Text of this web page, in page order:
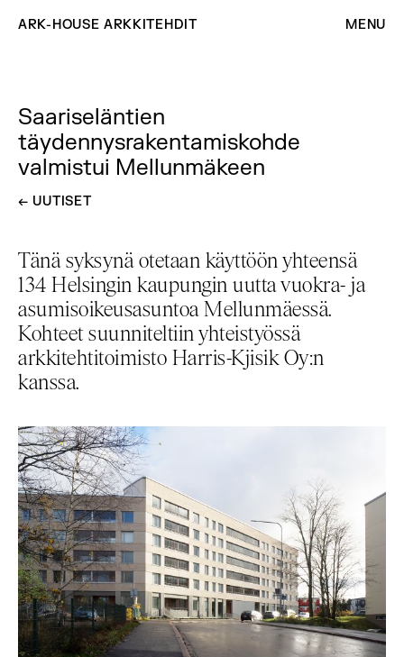
ARK-HOUSE ARKKITEHDIT MENU
Saariseläntien
täydennysrakentamiskohde
valmistui Mellunmäkeen
← MENE TAKASIN
UUTISET
Tänä syksynä otetaan käyttöön yhteensä
134 Helsingin kaupungin uutta vuokra- ja
asumisoikeusasuntoa Mellunmäessä.
Kohteet suunniteltiin yhteistyössä
arkkitehtitoimisto Harris-Kjisik Oy:n
kanssa.